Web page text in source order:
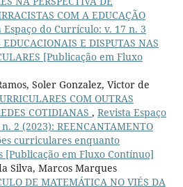
COM A EDUCAÇÃO
Espaço do Currículo: v. 17 n. 3
E DISPUTAS NAS
[Publicação em Fluxo
Soler Gonzalez, Victor de
COM OUTRAS
COTIDIANAS , Revista Espaço
2 (2023): REENCANTAMENTO
curriculares enquanto
[Publicação em Fluxo Contínuo]
Silva, Marcos Marques
DE MATEMÁTICA NO VIÉS DA